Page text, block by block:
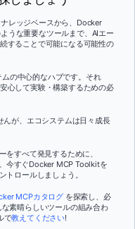
レッジベースから、Docker
うな重要なツールまで、AIエー
することで可能になる可能性の
の中心的なハブです。それ
心して実験・構築するための必
が、エコシステムは日々成長
をすべて発見するために、
今すぐDocker MCP Toolkitを
トロールしましょう。
MCPカタログ を探索し、必
素晴らしいツールの組み合わ
で教えてください!